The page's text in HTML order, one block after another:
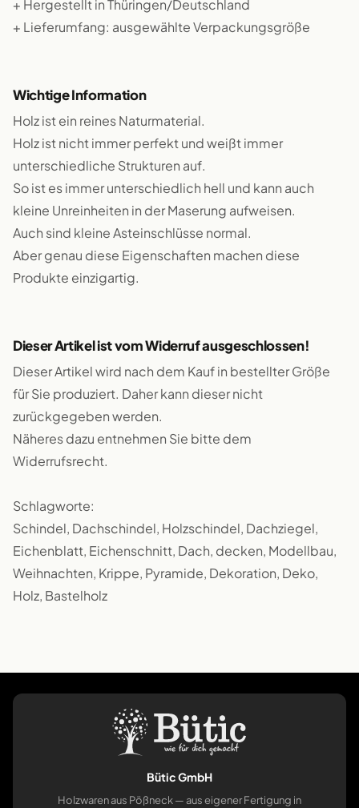
+ Hergestellt in Thüringen/Deutschland
+ Lieferumfang: ausgewählte Verpackungsgröße
Wichtige Information
Holz ist ein reines Naturmaterial.
Holz ist nicht immer perfekt und weißt immer
unterschiedliche Strukturen auf.
So ist es immer unterschiedlich hell und kann auch
kleine Unreinheiten in der Maserung aufweisen.
Auch sind kleine Asteinschlüsse normal.
Aber genau diese Eigenschaften machen diese
Produkte einzigartig.
Dieser Artikel ist vom Widerruf ausgeschlossen!
Dieser Artikel wird nach dem Kauf in bestellter Größe
für Sie produziert. Daher kann dieser nicht
zurückgegeben werden.
Näheres dazu entnehmen Sie bitte dem
Widerrufsrecht.
Schlagworte:
Schindel, Dachschindel, Holzschindel, Dachziegel,
Eichenblatt, Eichenschnitt, Dach, decken, Modellbau,
Weihnachten, Krippe, Pyramide, Dekoration, Deko,
Holz, Bastelholz
Bütic GmbH
Holzwaren aus Pößneck — aus eigener Fertigung in